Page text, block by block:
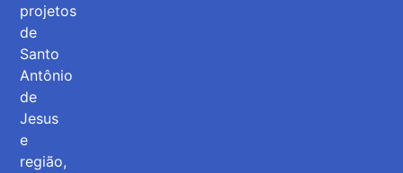
projetos
de
Santo
Antônio
de
Jesus
e
região,